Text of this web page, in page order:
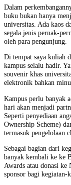
Dalam
buku bukan hanya
universitas. Ada kaos
segala jenis pernak-
oleh para pengunjung.
Di tempat saya kuliah
kampus selalu hadir.
souvenir khas
elektronik bahkan
Kampus perlu banyak
hari akan menjadi
Seperti penyediaan
Ownership Scheme)
termasuk pengelolaan
Sebagai bagian dari
banyak kembali ke ke
Awards atau donasi
sponsor bagi kegiatan-